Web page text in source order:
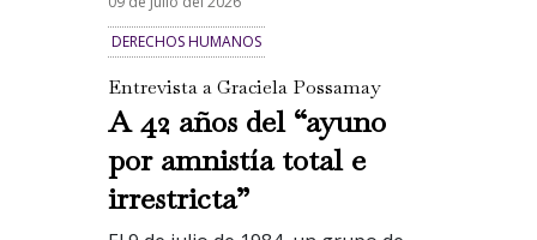
DERECHOS HUMANOS
Entrevista a Graciela Possamay
A 42 años del “ayuno
por amnistía total e
irrestricta”